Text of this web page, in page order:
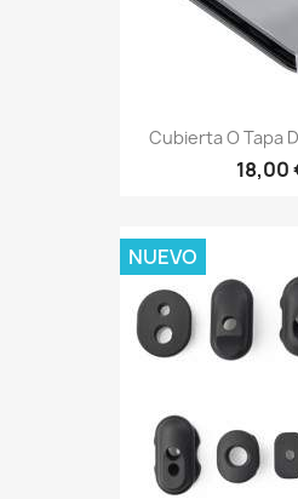
Cubierta O Tapa
18,00
NUEVO